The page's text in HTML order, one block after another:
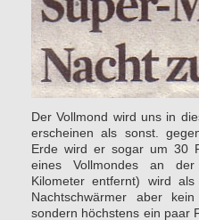
Der Vollmond wird uns in
erscheinen als sonst.
Erde wird er sogar um 30
eines Vollmondes an
Kilometer entfernt) wird
Nachtschwärmer aber
sondern höchstens ein paar